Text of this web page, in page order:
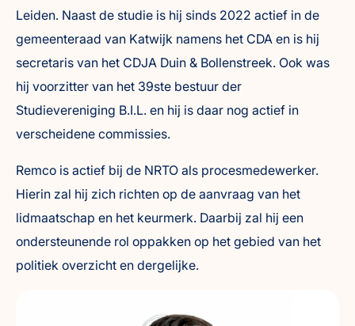
Leiden. Naast de studie is hij sinds 2022 actief in de
gemeenteraad van Katwijk namens het CDA en is hij
secretaris van het CDJA Duin & Bollenstreek. Ook was
hij voorzitter van het 39ste bestuur der
Studievereniging B.I.L. en hij is daar nog actief in
verscheidene commissies.
Remco is actief bij de NRTO als procesmedewerker.
Hierin zal hij zich richten op de aanvraag van het
lidmaatschap en het keurmerk. Daarbij zal hij een
ondersteunende rol oppakken op het gebied van het
politiek overzicht en dergelijke.